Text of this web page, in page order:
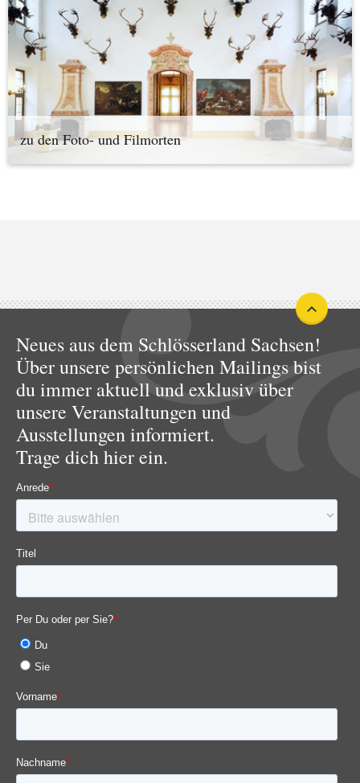
zu den Foto- und Filmorten
Neues aus dem Schlösserland Sachsen!
Über unsere persönlichen Mailings bist
du immer aktuell und exklusiv über
unsere Veranstaltungen und
Ausstellungen informiert.
Trage dich hier ein.